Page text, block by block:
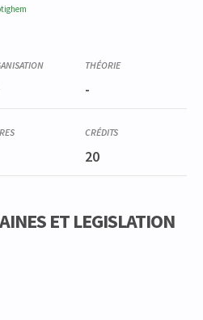
en logopédie
-
20
ET LEGISLATION